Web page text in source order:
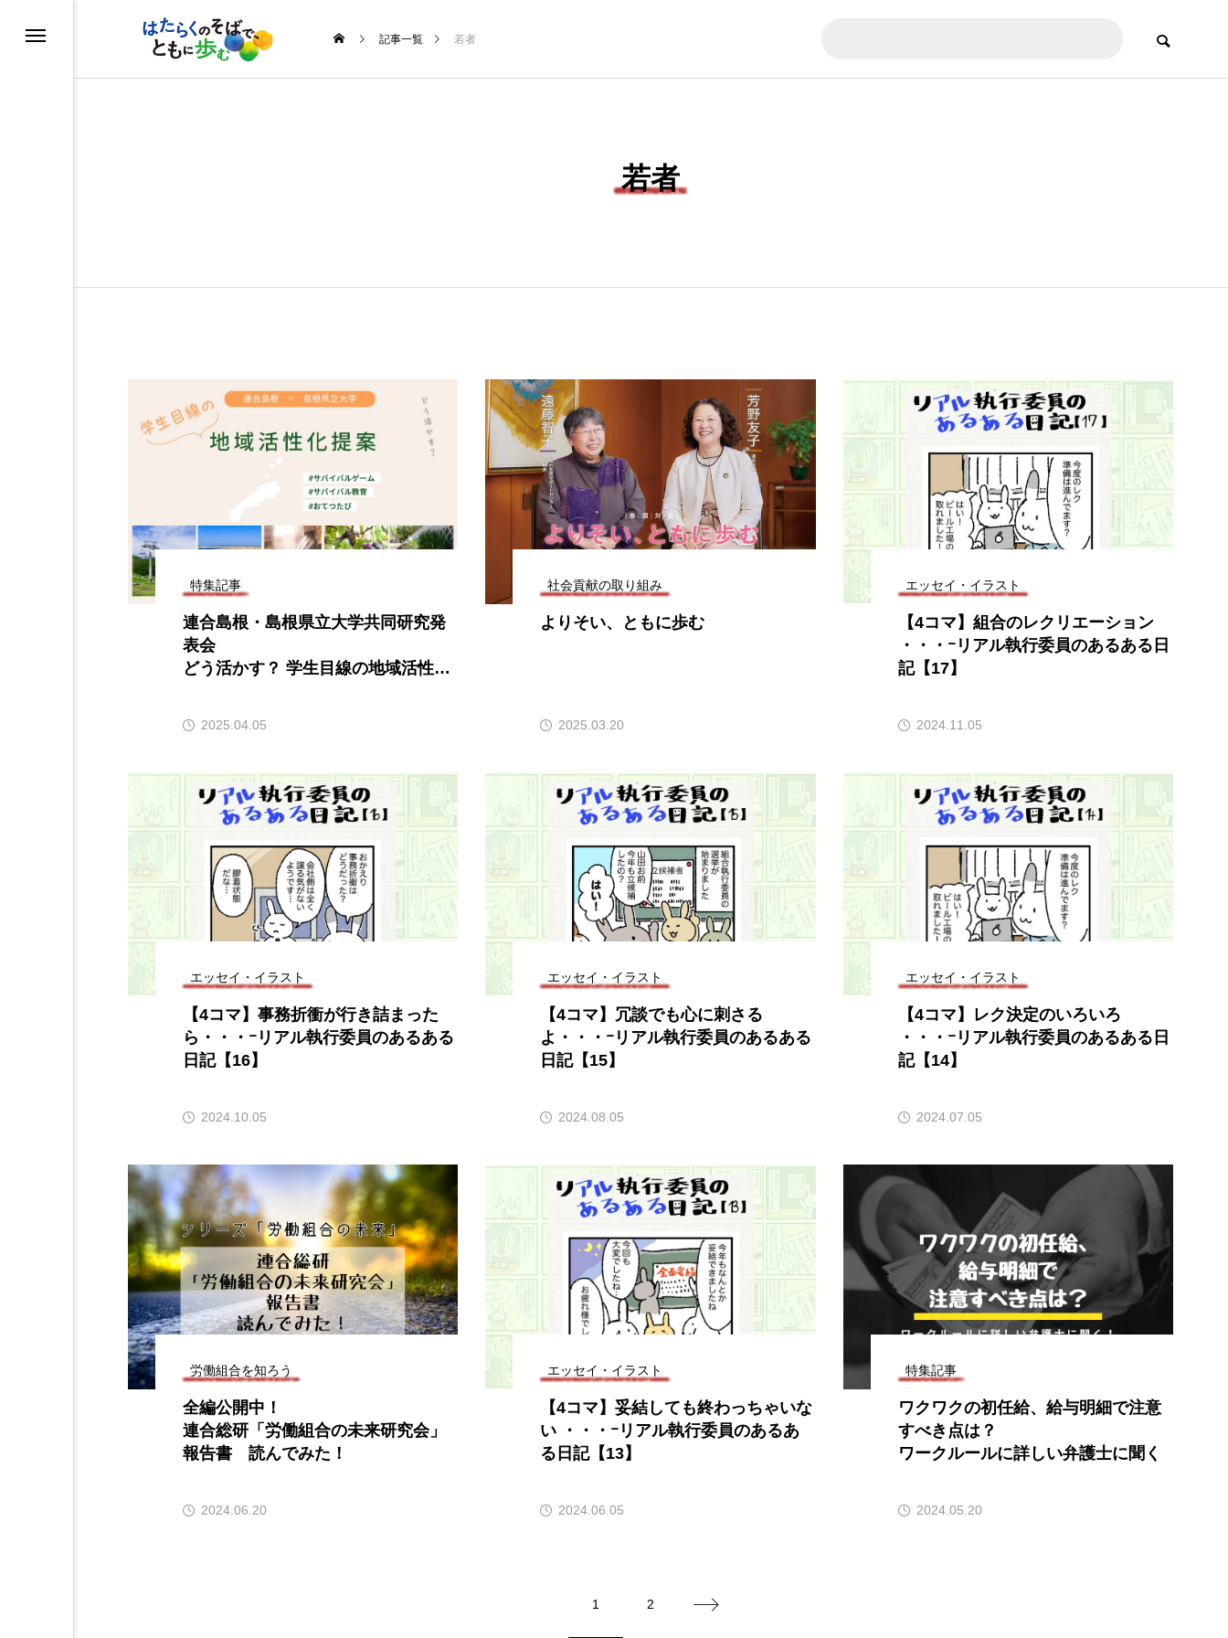
記事一覧 若者
若者
特集記事
連合島根・島根県立大学共同研究発
表会
どう活かす？ 学生目線の地域活性化
2025.04.05
社会貢献の取り組み
よりそい、ともに歩む
2025.03.20
エッセイ・イラスト
【4コマ】組合のレクリエーション
・・・ｰリアル執行委員のあるある日
記【17】
2024.11.05
エッセイ・イラスト
【4コマ】事務折衝が行き詰まった
ら・・・ｰリアル執行委員のあるある
日記【16】
2024.10.05
エッセイ・イラスト
【4コマ】冗談でも心に刺さる
よ・・・ｰリアル執行委員のあるある
日記【15】
2024.08.05
エッセイ・イラスト
【4コマ】レク決定のいろいろ
・・・ｰリアル執行委員のあるある日
記【14】
2024.07.05
労働組合を知ろう
全編公開中！
連合総研「労働組合の未来研究会」
報告書 読んでみた！
2024.06.20
エッセイ・イラスト
【4コマ】妥結しても終わっちゃいな
い ・・・ｰリアル執行委員のあるあ
る日記【13】
2024.06.05
特集記事
ワクワクの初任給、給与明細で注意
すべき点は？
ワークルールに詳しい弁護士に聞く
2024.05.20
1 2